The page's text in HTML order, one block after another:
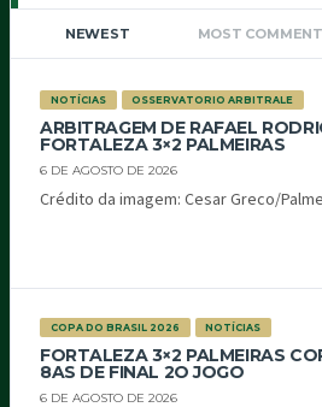
NEWEST MOST
NOTÍCIAS OSSERVATORIO ARBITRALE
ARBITRAGEM DE RAFAEL
FORTALEZA 3×2 PALMEIRAS
6 DE AGOSTO DE 2026
Crédito da imagem: Cesar Greco/
COPA DO BRASIL 2026 NOTÍCIAS
FORTALEZA 3×2 PALMEIRAS
8AS DE FINAL 2O JOGO
6 DE AGOSTO DE 2026